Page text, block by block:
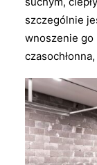
szczególnie
wnoszenie go